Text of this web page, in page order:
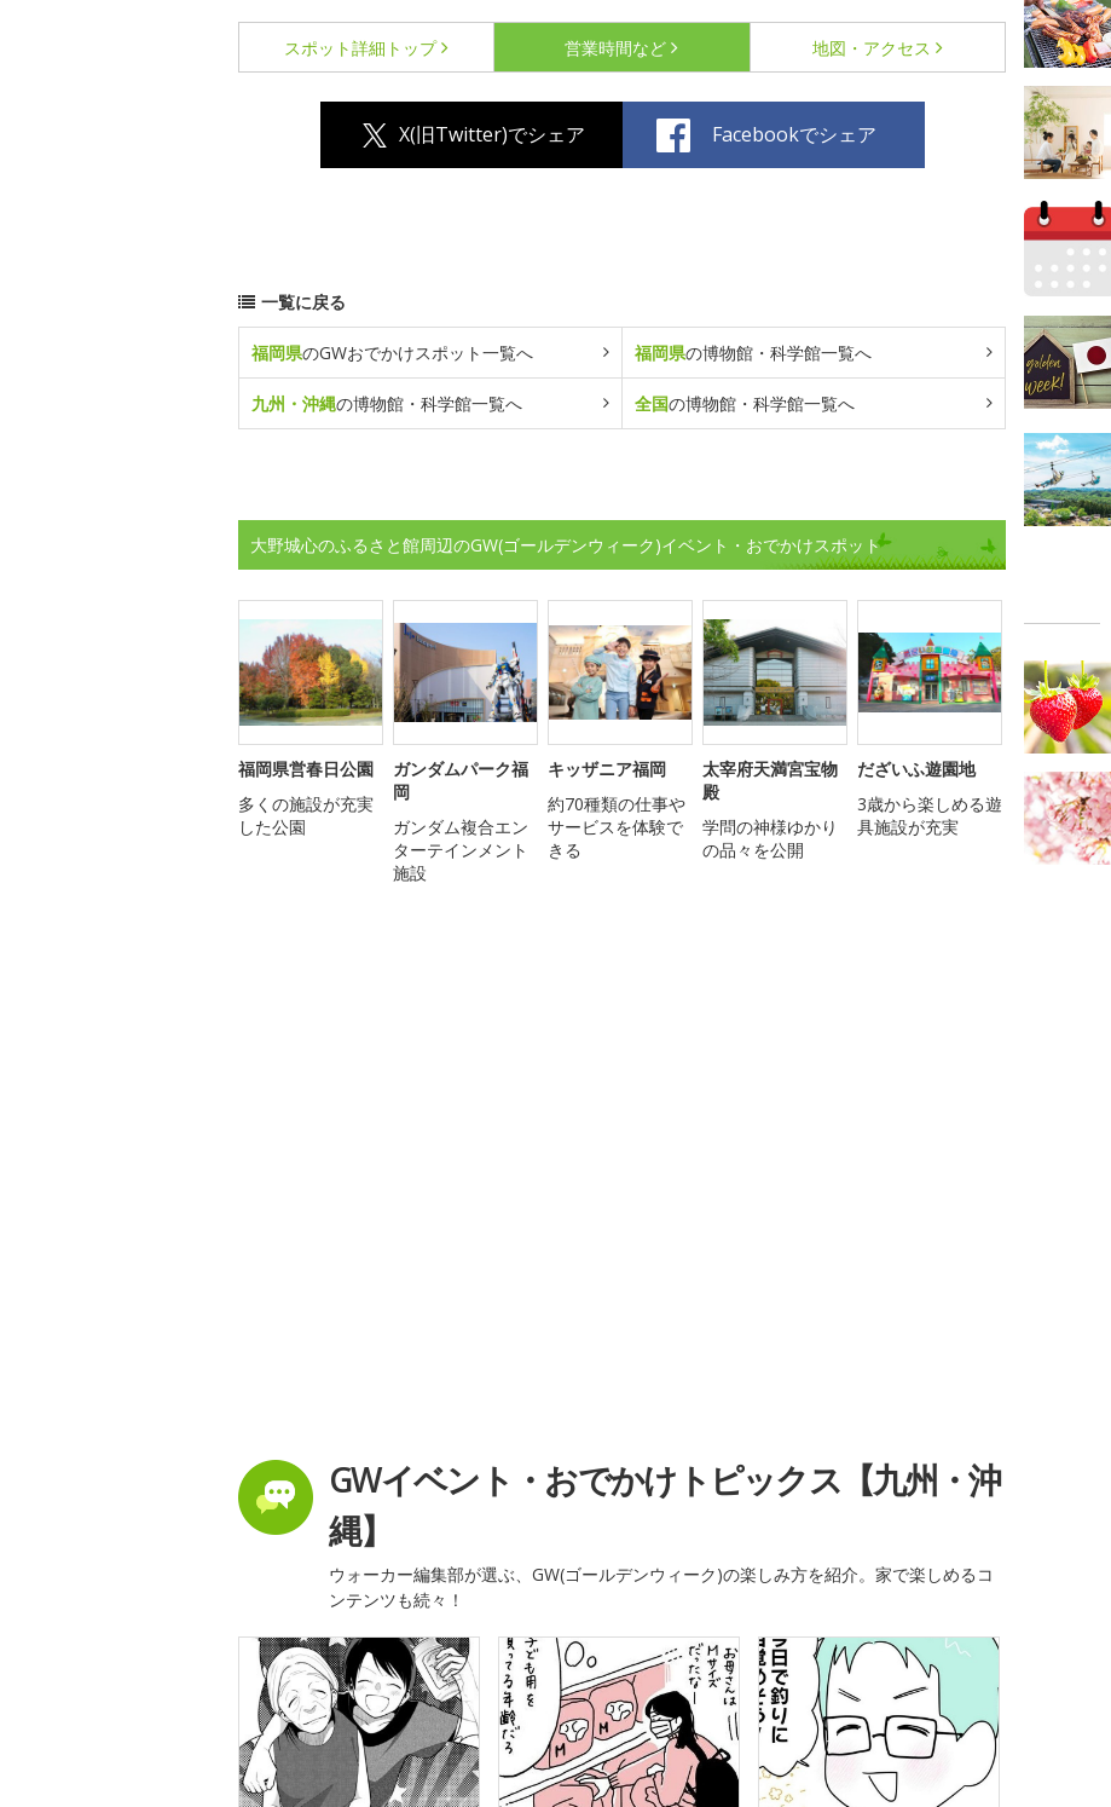
スポット詳細 トップ 営業時間など 地図・アクセス
X(旧Twitter)でシェア Facebookでシェア
一覧に戻る
福岡県のGWおでかけスポット一覧へ 福岡県の博物館・科学館一覧へ
九州・沖縄の博物館・科学館一覧へ 全国の博物館・科学館一覧へ
大野城心のふるさと館周辺のGW(ゴールデンウィーク)イベント・おでかけスポット
福岡県営春日公園
多くの施設が充実
した公園
ガンダムパーク福
岡
ガンダム複合エン
ターテインメント
施設
キッザニア福岡
約70種類の仕事や
サービスを体験で
きる
太宰府天満宮宝物
殿
学問の神様ゆかり
の品々を公開
だざいふ遊園地
3歳から楽しめる遊
具施設が充実
GWイベント・おでかけトピックス【九州・沖
縄】
ウォーカー編集部が選ぶ、GW(ゴールデンウィーク)の楽しみ方を紹介。家で楽しめるコ
ンテンツも続々！